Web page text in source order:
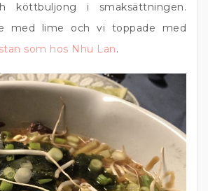
köttbuljong i smaksättningen.
med lime och vi toppade med
som hos Nhu Lan.